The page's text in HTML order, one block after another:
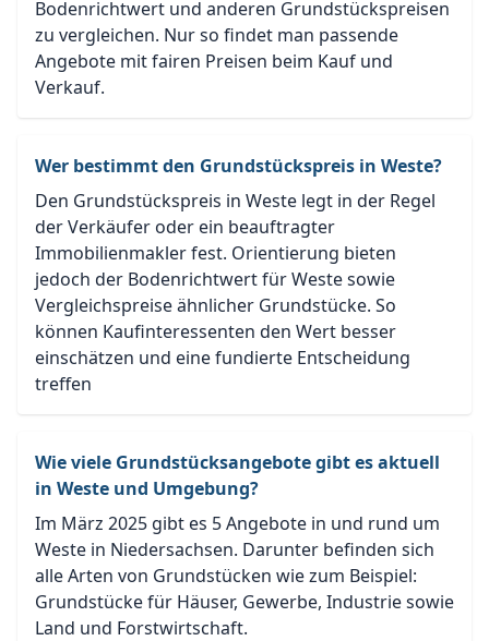
Bodenrichtwert und anderen Grundstückspreisen
zu vergleichen. Nur so findet man passende
Angebote mit fairen Preisen beim Kauf und
Verkauf.
Wer bestimmt den Grundstückspreis in Weste?
Den Grundstückspreis in Weste legt in der Regel
der Verkäufer oder ein beauftragter
Immobilienmakler fest. Orientierung bieten
jedoch der Bodenrichtwert für Weste sowie
Vergleichspreise ähnlicher Grundstücke. So
können Kaufinteressenten den Wert besser
einschätzen und eine fundierte Entscheidung
treffen
Wie viele Grundstücksangebote gibt es aktuell
in Weste und Umgebung?
Im März 2025 gibt es 5 Angebote in und rund um
Weste in Niedersachsen. Darunter befinden sich
alle Arten von Grundstücken wie zum Beispiel:
Grundstücke für Häuser, Gewerbe, Industrie sowie
Land und Forstwirtschaft.